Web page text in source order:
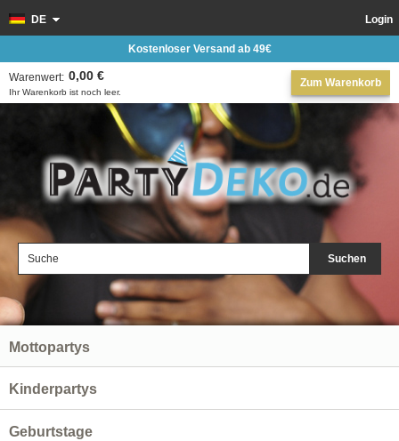
Suchen
Login
DE
Zum Warenkorb
Ihr Warenkorb ist noch leer.
Warenwert: 0,00 €
Kostenloser Versand ab 49€
Mottopartys
Kinderpartys
Geburtstage